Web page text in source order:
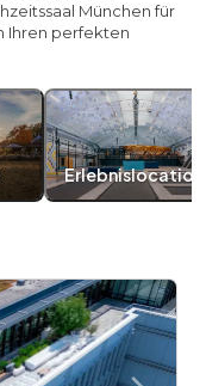
München für
Ihren perfekten
Erlebnislocation